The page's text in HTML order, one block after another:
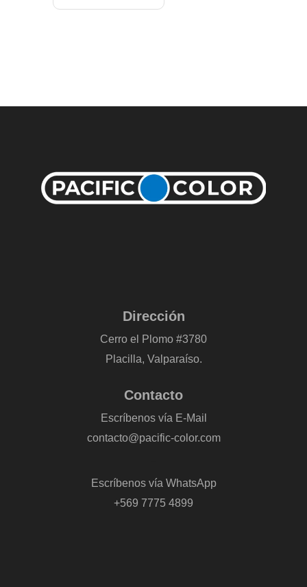
Dirección
Cerro el Plomo #3780
Placilla, Valparaíso.
Contacto
Escríbenos vía E-Mail
contacto@pacific-color.com
Escríbenos vía WhatsApp
+569 7775 4899